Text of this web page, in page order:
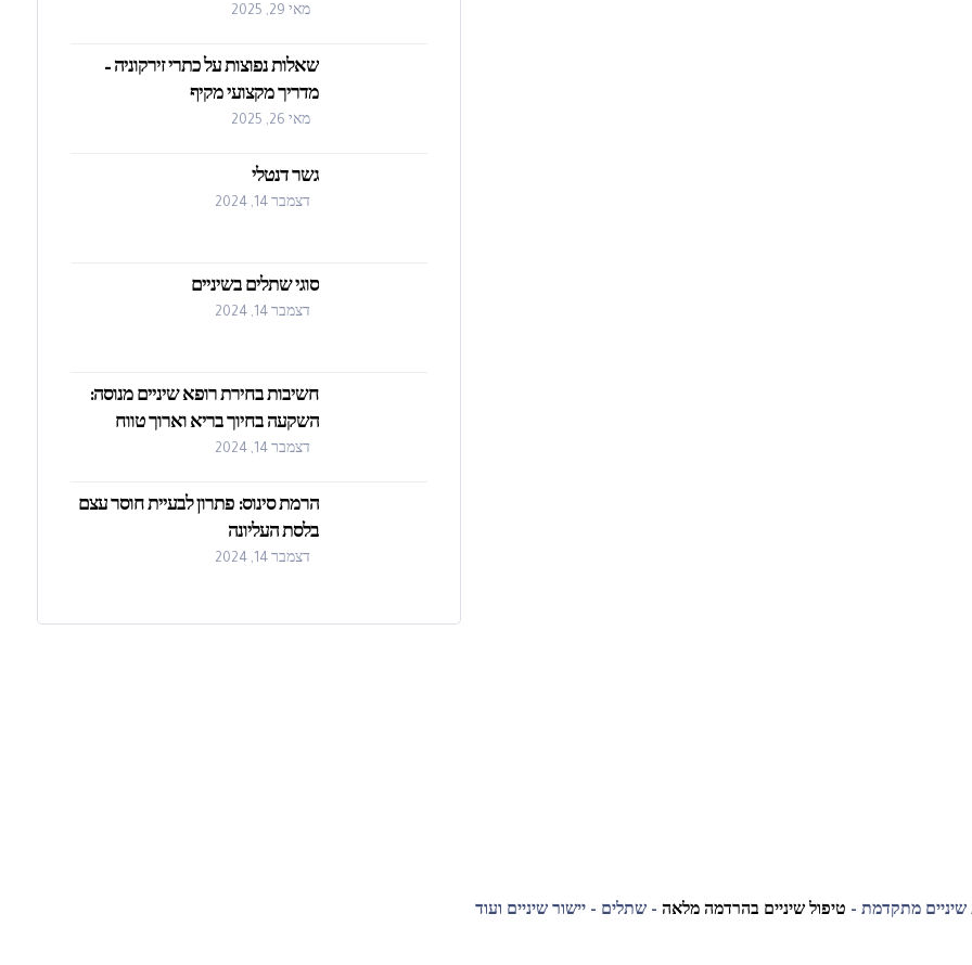
מאי 29, 2025
שאלות נפוצות על כתרי זירקוניה –
מדריך מקצועי מקיף
מאי 26, 2025
גשר דנטלי
דצמבר 14, 2024
סוגי שתלים בשיניים
דצמבר 14, 2024
חשיבות בחירת רופא שיניים מנוסה:
השקעה בחיוך בריא וארוך טווח
דצמבר 14, 2024
הרמת סינוס: פתרון לבעיית חוסר עצם
בלסת העליונה
דצמבר 14, 2024
שיניים מתקדמת - טיפול שיניים בהרדמה מלאה - שתלים - יישור שיניים ועוד